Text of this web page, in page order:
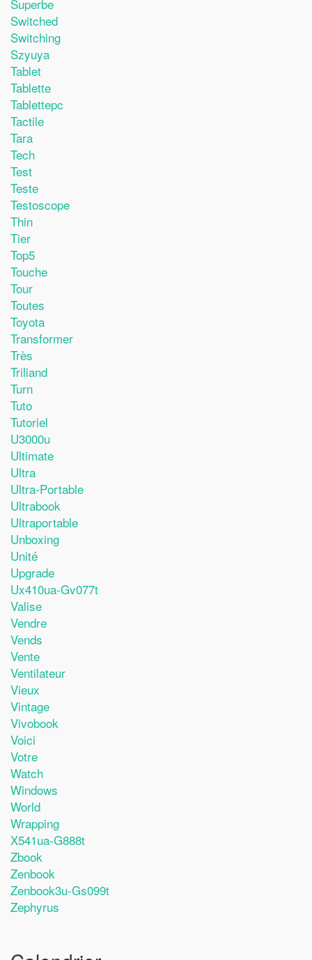
Superbe
Switched
Switching
Szyuya
Tablet
Tablette
Tablettepc
Tactile
Tara
Tech
Test
Teste
Testoscope
Thin
Tier
Top5
Touche
Tour
Toutes
Toyota
Transformer
Très
Triliand
Turn
Tuto
Tutoriel
U3000u
Ultimate
Ultra
Ultra-Portable
Ultrabook
Ultraportable
Unboxing
Unité
Upgrade
Ux410ua-Gv077t
Valise
Vendre
Vends
Vente
Ventilateur
Vieux
Vintage
Vivobook
Voici
Votre
Watch
Windows
World
Wrapping
X541ua-G888t
Zbook
Zenbook
Zenbook3u-Gs099t
Zephyrus